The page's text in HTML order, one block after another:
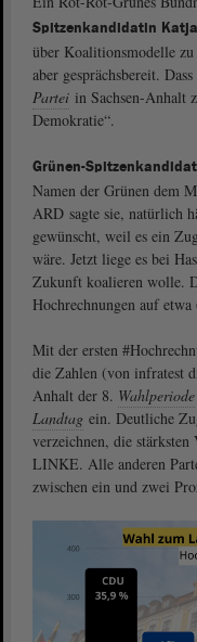
Spitzenkandidatin
über Koalitionsmodelle zu
aber gesprächsbereit.
Partei in Sachsen-Anhalt
Demokratie“.
Grünen-
Namen der Grünen dem
ARD sagte sie, natürlich
gewünscht, weil es ein
wäre. Jetzt liege es bei
Zukunft koalieren wolle.
Hochrechnungen auf etwa
Mit der ersten
die Zahlen (von infratest
Anhalt der 8. Wahlperiode
Landtag ein. Deutliche
verzeichnen, die
LINKE. Alle anderen
zwischen ein und zwei